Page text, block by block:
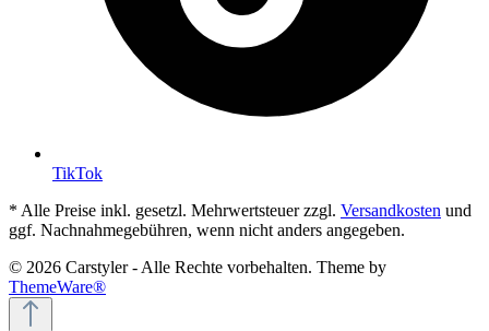
TikTok
* Alle Preise inkl. gesetzl. Mehrwertsteuer zzgl. Versandkosten und
ggf. Nachnahmegebühren, wenn nicht anders angegeben.
© 2026 Carstyler - Alle Rechte vorbehalten. Theme by
ThemeWare®